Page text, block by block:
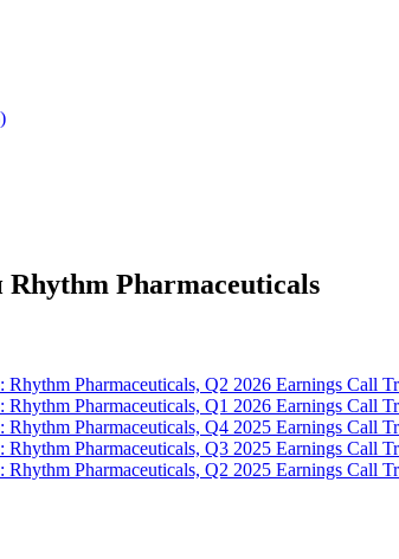
Pharmaceuticals
Pharmaceuticals, Q2 2026 Earnings Call
Pharmaceuticals, Q1 2026 Earnings Call
Pharmaceuticals, Q4 2025 Earnings Call
Pharmaceuticals, Q3 2025 Earnings Call
Pharmaceuticals, Q2 2025 Earnings Call